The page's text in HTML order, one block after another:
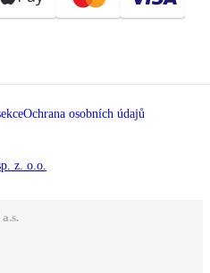
Ochrana osobních údajů
z. o.o.